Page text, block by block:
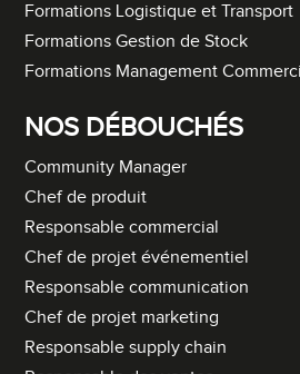
Formations Logistique et Transport
Formations Gestion de Stock
Formations Management
NOS DÉBOUCHÉS
Community Manager
Chef de produit
Responsable commercial
Chef de projet événementiel
Responsable communication
Chef de projet marketing
Responsable supply chain